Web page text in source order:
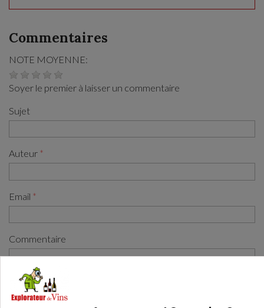
Commentaires
NOTE MOYENNE:
Soyer le premier à laisser un commentaire
Sujet
Auteur
Email
Commentaire